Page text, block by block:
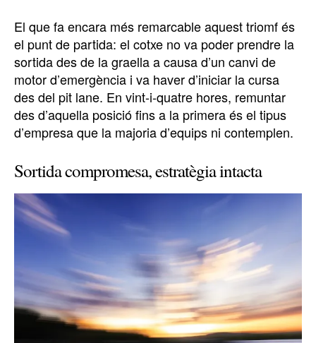
El que fa encara més remarcable aquest triomf és
el punt de partida: el cotxe no va poder prendre la
sortida des de la graella a causa d’un canvi de
motor d’emergència i va haver d’iniciar la cursa
des del pit lane. En vint-i-quatre hores, remuntar
des d’aquella posició fins a la primera és el tipus
d’empresa que la majoria d’equips ni contemplen.
Sortida compromesa, estratègia intacta